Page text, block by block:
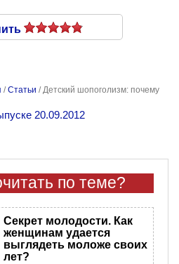
/Статьи /Детский шопоголизм: почему
20.09.2012
по теме?
Секрет молодости. Как
женщинам удается
выглядеть моложе своих
лет?